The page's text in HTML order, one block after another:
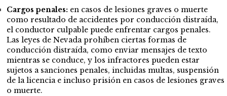
Cargos penales: en casos de lesiones graves o muerte
como resultado de accidentes por conducción distraída,
el conductor culpable puede enfrentar cargos penales.
Las leyes de Nevada prohíben ciertas formas de
conducción distraída, como enviar mensajes de texto
mientras se conduce, y los infractores pueden estar
sujetos a sanciones penales, incluidas multas, suspensión
de la licencia e incluso prisión en casos de lesiones graves
o muerte.